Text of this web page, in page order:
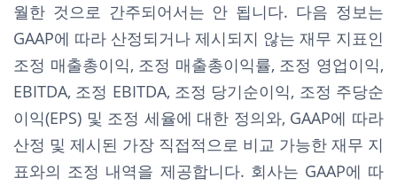
월한 것으로 간주되어서는 안 됩니다. 다음 정보는
GAAP에 따라 산정되거나 제시되지 않는 재무 지표인
조정 매출총이익, 조정 매출총이익률, 조정 영업이익,
EBITDA, 조정 EBITDA, 조정 당기순이익, 조정 주당순
이익(EPS) 및 조정 세율에 대한 정의와, GAAP에 따라
산정 및 제시된 가장 직접적으로 비교 가능한 재무 지
표와의 조정 내역을 제공합니다. 회사는 GAAP에 따